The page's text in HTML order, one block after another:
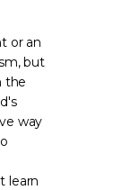
or an
but
the
way
learn